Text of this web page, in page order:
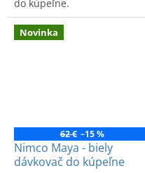
do kúpeľne.
Novinka
62 € –15 %
Nimco Maya - biely
dávkovač do kúpeľne